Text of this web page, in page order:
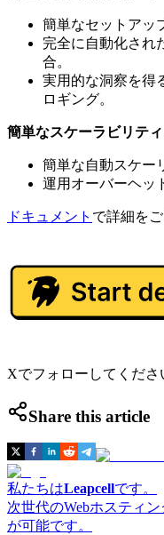
簡単なセットアッ
完全に自動化され
合。
実用的な洞察を得
ロギング。
簡単なスケーラビリテ
簡単な自動スケー
運用オーバーヘッ
ドキュメント で詳細を
Xでフォローしてくださ
Share this article
私たちはLeapcellです。
次世代のWebホスティ
が可能です。